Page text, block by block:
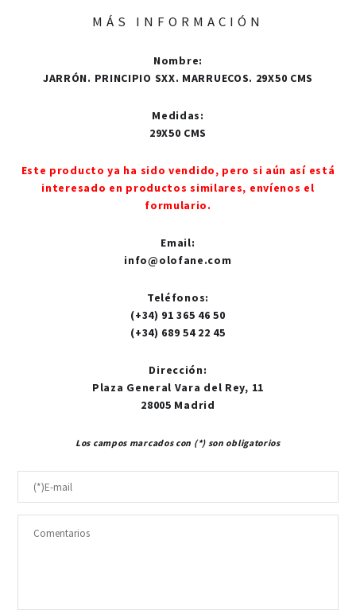
MÁS INFORMACIÓN
Nombre:
JARRÓN. PRINCIPIO SXX. MARRUECOS. 29X50 CMS
Medidas:
29X50 CMS
Este producto ya ha sido vendido, pero si aún así está
interesado en productos similares, envíenos el
formulario.
Email:
info@olofane.com
Teléfonos:
(+34) 91 365 46 50
(+34) 689 54 22 45
Dirección:
Plaza General Vara del Rey, 11
28005 Madrid
Los campos marcados con (*) son obligatorios